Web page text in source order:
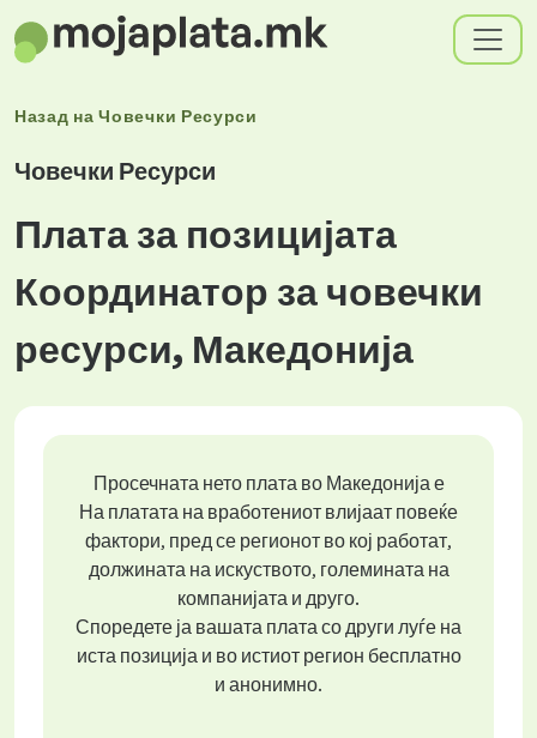
Назад наЧовечки Ресурси
Човечки Ресурси
Плата за позицијата
Координатор за човечки
ресурси, Македонија
Просечната нето плата во Македонија е
На платата на вработениот влијаат повеќе
фактори, пред се регионот во кој работат,
должината на искуството, големината на
компанијата и друго.
Споредете ја вашата плата со други луѓе на
иста позиција и во истиот регион бесплатно
и анонимно.